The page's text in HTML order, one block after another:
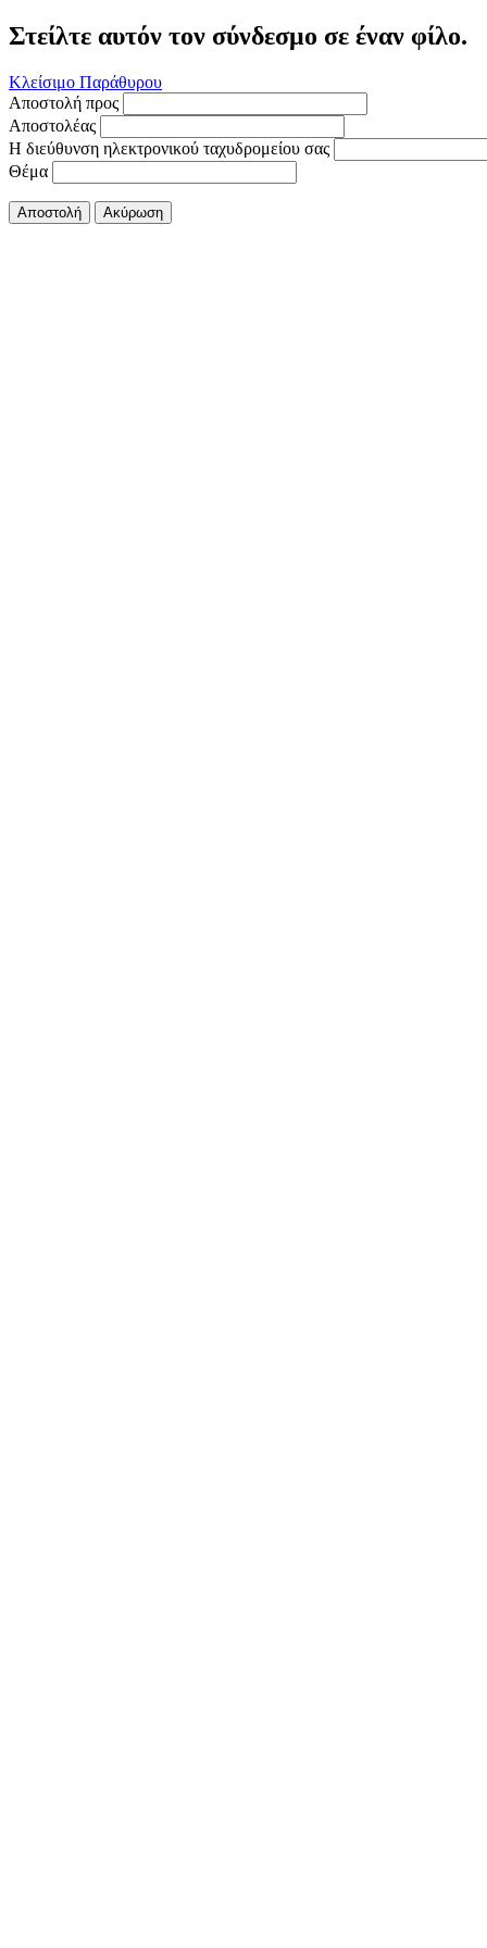
Στείλτε αυτόν τον σύνδεσμο σε έναν φίλο.
Κλείσιμο Παράθυρου
Αποστολή προς
Αποστολέας
Η διεύθυνση ηλεκτρονικού ταχυδρομείου σας
Θέμα
Αποστολή Ακύρωση